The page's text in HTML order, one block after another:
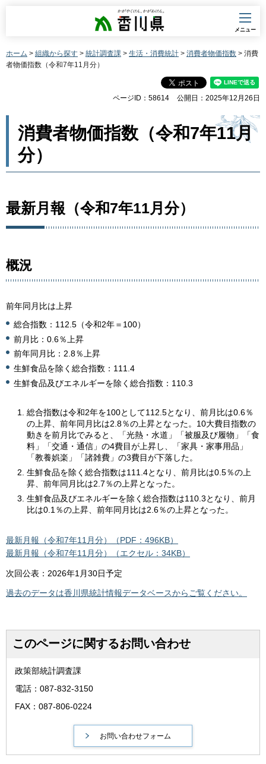
香川県
メニュー
ホーム > 組織から探す > 統計調査課 > 生活・消費統計 > 消費者物価指数 > 消費
者物価指数（令和7年11月分）
ページID：58614 公開日：2025年12月26日
消費者物価指数（令和7年11月
分）
最新月報（令和7年11月分）
概況
前年同月比は上昇
総合指数：112.5（令和2年＝100）
前月比：0.6％上昇
前年同月比：2.8％上昇
生鮮食品を除く総合指数：111.4
生鮮食品及びエネルギーを除く総合指数：110.3
総合指数は令和2年を100として112.5となり、前月比は0.6％
の上昇、前年同月比は2.8％の上昇となった。10大費目指数の
動きを前月比でみると、「光熱・水道」「被服及び履物」「食
料」「交通・通信」の4費目が上昇し、「家具・家事用品」
「教養娯楽」「諸雑費」の3費目が下落した。
生鮮食品を除く総合指数は111.4となり、前月比は0.5％の上
昇、前年同月比は2.7％の上昇となった。
生鮮食品及びエネルギーを除く総合指数は110.3となり、前月
比は0.1％の上昇、前年同月比は2.6％の上昇となった。
最新月報（令和7年11月分）（PDF：496KB）
最新月報（令和7年11月分）（エクセル：34KB）
次回公表：2026年1月30日予定
過去のデータは香川県統計情報データベースからご覧ください。
このページに関するお問い合わせ
政策部統計調査課
電話：087-832-3150
FAX：087-806-0224